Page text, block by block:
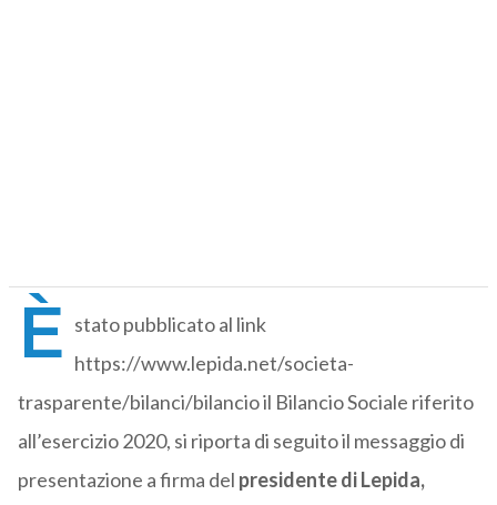
È stato pubblicato al link
https://www.lepida.net/societa-
trasparente/bilanci/bilancio il Bilancio Sociale riferito
all’esercizio 2020, si riporta di seguito il messaggio di
presentazione a firma del presidente di Lepida,